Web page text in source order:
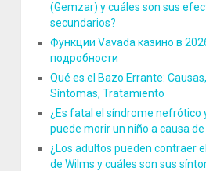
(Gemzar) y cuáles son sus
secundarios?
Функции Vavada казино в
подробности
Qué es el Bazo Errante: Causas,
Síntomas, Tratamiento
¿Es fatal el síndrome nefrótico
puede morir un niño a causa de
¿Los adultos pueden contraer
de Wilms y cuáles son sus